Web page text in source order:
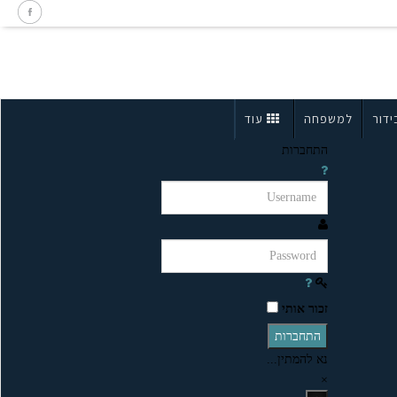
למשפחה עוד
התחברות
זכור אותי
התחברות
נא להמתין...
×